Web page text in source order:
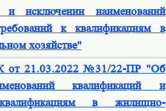
исключении наименований
к квалификациям в
хозяйстве"
21.03.2022 №31/22-ПР "Об
квалификаций и
в жилищно-